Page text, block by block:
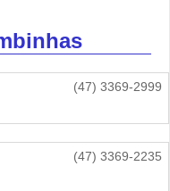
(47) 3369-2999
(47) 3369-2235